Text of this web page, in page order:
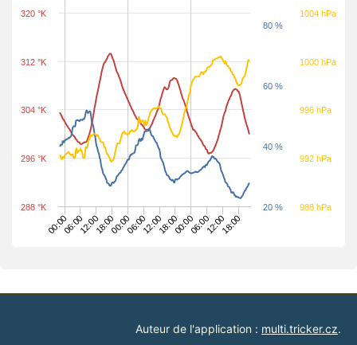
00:00 12:00 00:00 12:00 00:00 12:00
06:00 18:00 06:00 18:00 06:00 18:00
288 °K
296 °K
304 °K
312 °K
320 °K
20 %
40 %
60 %
80 %
988 hPa
992 hPa
996 hPa
1000 hPa
1004 hPa
Auteur de l'application : multi.tricker.cz.